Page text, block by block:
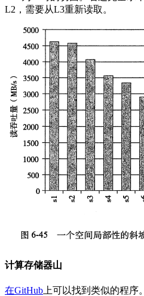
L2，需要从L3重新读取。
计算存储器山
在GitHub 上可以找到类似的程序。